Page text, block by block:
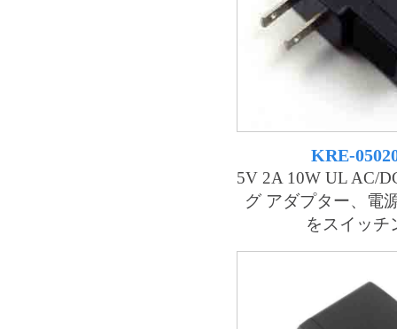
KRE-
5V 2A 10W UL AC/
グ アダプター、電
をスイッチ